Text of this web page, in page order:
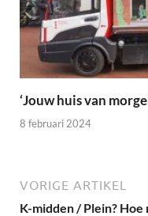
‘Jouw huis van
8 februari 2024
VORIGE ARTIKEL
K-midden / Plein? Hoe